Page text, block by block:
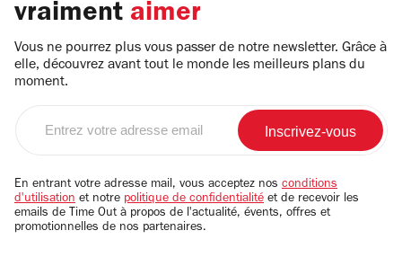
vraiment aimer
Vous ne pourrez plus vous passer de notre newsletter. Grâce à
elle, découvrez avant tout le monde les meilleurs plans du
moment.
email
En entrant votre adresse mail, vous acceptez nos conditions
d'utilisation et notre politique de confidentialité et de recevoir les
emails de Time Out à propos de l'actualité, évents, offres et
promotionnelles de nos partenaires.